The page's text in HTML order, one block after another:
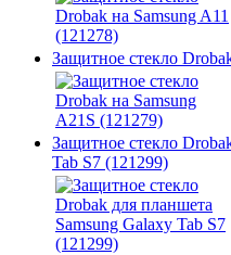
Защитное стекло
Защитное стекло
Tab S7 (121299)